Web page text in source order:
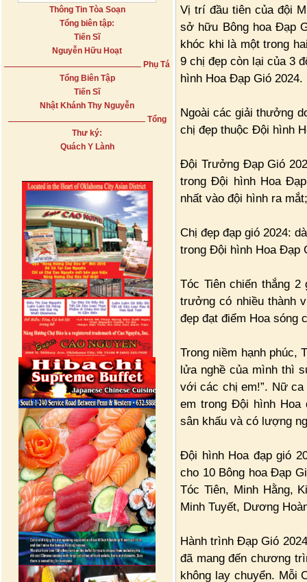
Thông Tin Tòa Soạn
Tổng biên tập:
Tiến Sĩ
Nguyễn Hữu Hoạt
Phụ Tá
Tổng Biên Tập
Tiến Sĩ
Nhật Khánh Thy Nguyễn
Tổng
Thư ký:
Quách Y Lành
Vị trí đầu tiên của đội
sở hữu Bông hoa Đạp
khóc khi là một trong
9 chị đẹp còn lại của 3
hình Hoa Đạp Gió 2024.
Ngoài các giải thưởng
chị đẹp thuộc Đội hình
Đội Trưởng Đạp Gió
trong Đội hình Hoa
nhất vào đội hình ra mắt;
Chị đẹp đạp gió 2024:
trong Đội hình Hoa Đạp
Tóc Tiên chiến thắng
trưởng có nhiều thành
đẹp đạt điểm Hoa sóng
Trong niềm hạnh phúc,
lửa nghề của mình thì
với các chị em!”. Nữ
em trong Đội hình Hoa
sân khấu và có lượng
Đội hình Hoa đạp gió
cho 10 Bông hoa Đạp
Tóc Tiên, Minh Hằng,
Minh Tuyết, Dương
Hành trình Đạp Gió
đã mang đến chương
không lay chuyển. Mỗi